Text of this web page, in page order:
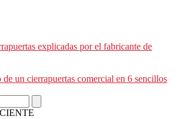
explicadas por el fabricante de
un cierrapuertas comercial en 6 sencillos